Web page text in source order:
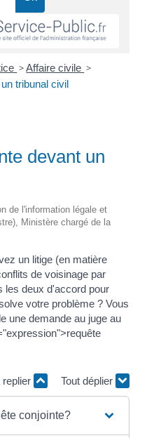
>Affaire civile >
tribunal civil
devant un
de l'information légale et
Ministère chargé de la
un litige (en matière
de voisinage par
les deux d'accord pour
votre problème ? Vous
une demande au juge au
replier Tout déplier
conjointe?